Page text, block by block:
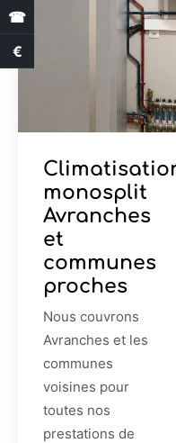
monosplit
Avranches
et
communes
proches
Nous couvrons
Avranches et les
communes
voisines pour
toutes nos
prestations de
☎
€
Estimation des aides